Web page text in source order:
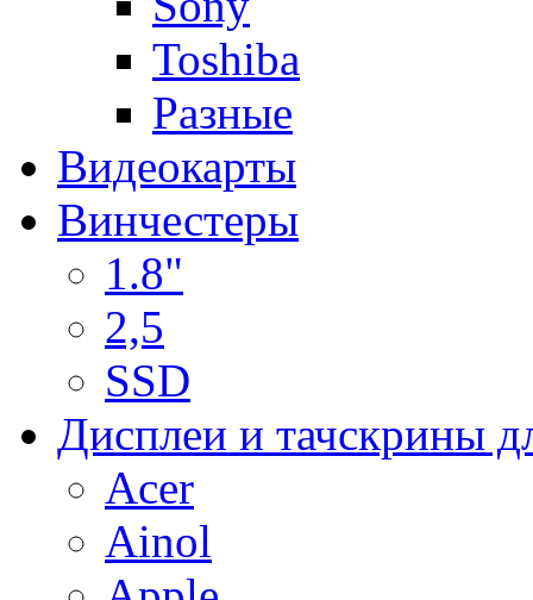
Toshiba
Разные
Видеокарты
Винчестеры
1.8"
2,5
SSD
Дисплеи и тачскрины
Acer
Ainol